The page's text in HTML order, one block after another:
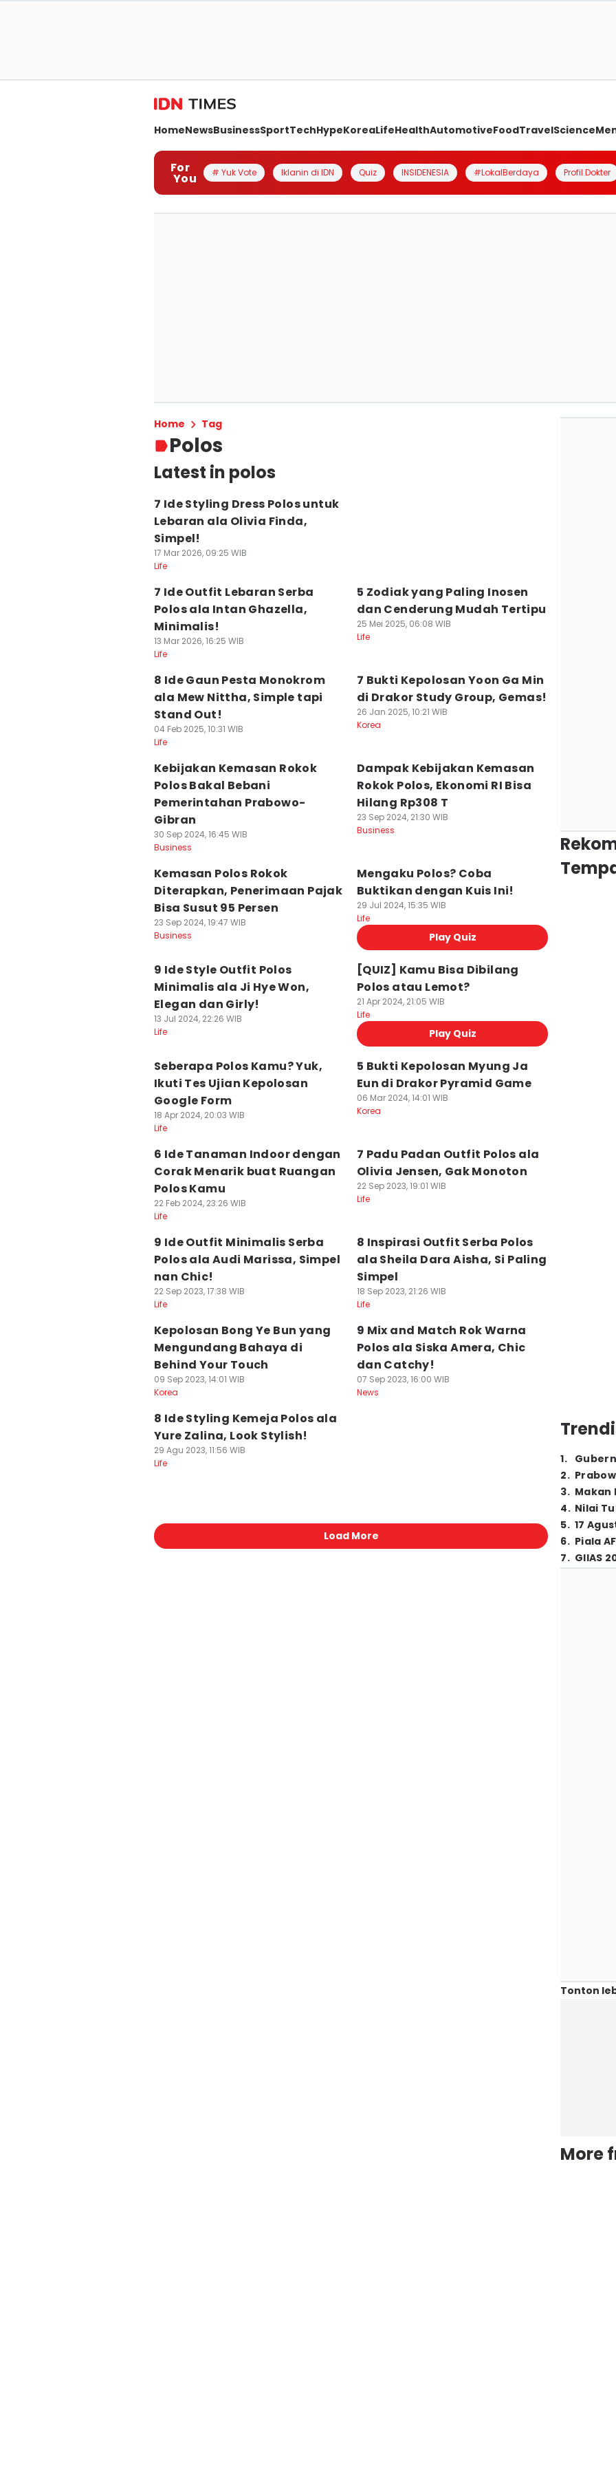
HomeNewsBusinessSportTechHypeKoreaLifeHealthAutomotiveFoodTravelScience
For
You # Yuk Vote Iklanin di IDN Quiz INSIDENESIA #LokalBerdaya Profil Dokter
Home Tag
Polos
Latest in polos
7 Ide Styling Dress Polos untuk
Lebaran ala Olivia Finda,
Simpel!
17 Mar 2026, 09:25 WIB
Life
7 Ide Outfit Lebaran Serba
Polos ala Intan Ghazella,
Minimalis!
13 Mar 2026, 16:25 WIB
Life
5 Zodiak yang Paling Inosen
dan Cenderung Mudah Tertipu
25 Mei 2025, 06:08 WIB
Life
8 Ide Gaun Pesta Monokrom
ala Mew Nittha, Simple tapi
Stand Out!
04 Feb 2025, 10:31 WIB
Life
7 Bukti Kepolosan Yoon Ga Min
di Drakor Study Group, Gemas!
26 Jan 2025, 10:21 WIB
Korea
Kebijakan Kemasan Rokok
Polos Bakal Bebani
Pemerintahan Prabowo-
Gibran
30 Sep 2024, 16:45 WIB
Business
Dampak Kebijakan Kemasan
Rokok Polos, Ekonomi RI Bisa
Hilang Rp308 T
23 Sep 2024, 21:30 WIB
Business
Kemasan Polos Rokok
Diterapkan, Penerimaan Pajak
Bisa Susut 95 Persen
23 Sep 2024, 19:47 WIB
Business
Mengaku Polos? Coba
Buktikan dengan Kuis Ini!
29 Jul 2024, 15:35 WIB
Life
Play Quiz
9 Ide Style Outfit Polos
Minimalis ala Ji Hye Won,
Elegan dan Girly!
13 Jul 2024, 22:26 WIB
Life
[QUIZ] Kamu Bisa Dibilang
Polos atau Lemot?
21 Apr 2024, 21:05 WIB
Life
Play Quiz
Seberapa Polos Kamu? Yuk,
Ikuti Tes Ujian Kepolosan
Google Form
18 Apr 2024, 20:03 WIB
Life
5 Bukti Kepolosan Myung Ja
Eun di Drakor Pyramid Game
06 Mar 2024, 14:01 WIB
Korea
6 Ide Tanaman Indoor dengan
Corak Menarik buat Ruangan
Polos Kamu
22 Feb 2024, 23:26 WIB
Life
7 Padu Padan Outfit Polos ala
Olivia Jensen, Gak Monoton
22 Sep 2023, 19:01 WIB
Life
9 Ide Outfit Minimalis Serba
Polos ala Audi Marissa, Simpel
nan Chic!
22 Sep 2023, 17:38 WIB
Life
8 Inspirasi Outfit Serba Polos
ala Sheila Dara Aisha, Si Paling
Simpel
18 Sep 2023, 21:26 WIB
Life
Kepolosan Bong Ye Bun yang
Mengundang Bahaya di
Behind Your Touch
09 Sep 2023, 14:01 WIB
Korea
9 Mix and Match Rok Warna
Polos ala Siska Amera, Chic
dan Catchy!
07 Sep 2023, 16:00 WIB
News
8 Ide Styling Kemeja Polos ala
Yure Zalina, Look Stylish!
29 Agu 2023, 11:56 WIB
Life
Load More
1.
2.
3. Makan
4. Nilai
5. 17
6. Piala
7. GIIAS
Tonton
More